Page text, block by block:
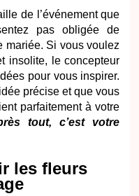
de l’événement que
pas obligée de
mariée. Si vous voulez
insolite, le concepteur
pour vous inspirer.
précise et que vous
parfaitement à votre
tout, c’est votre
les fleurs